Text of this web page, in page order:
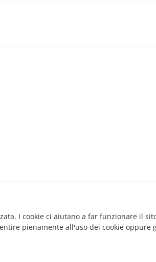
nel pannello di invito.
I cookie ci aiutano a far funzionare il
pienamente all'uso dei cookie oppure